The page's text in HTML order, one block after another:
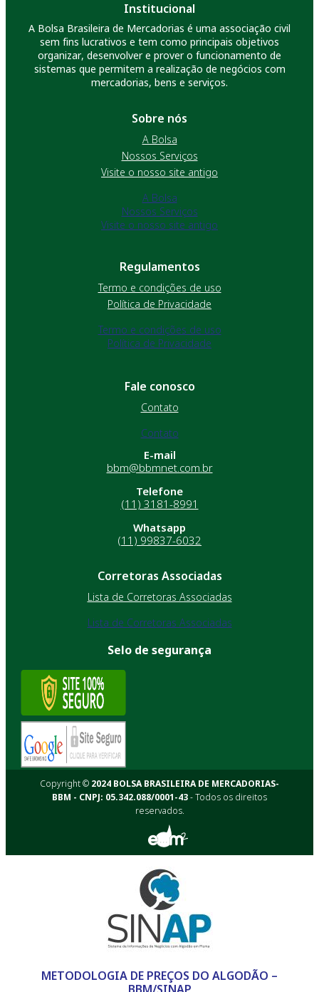
Institucional
A Bolsa Brasileira de Mercadorias é uma associação civil
sem fins lucrativos e tem como principais objetivos
organizar, desenvolver e prover o funcionamento de
sistemas que permitem a realização de negócios com
mercadorias, bens e serviços.
Sobre nós
A Bolsa
Nossos Serviços
Visite o nosso site antigo
A Bolsa
Nossos Serviços
Visite o nosso site antigo
Regulamentos
Termo e condições de uso
Política de Privacidade
Termo e condições de uso
Política de Privacidade
Fale conosco
Contato
Contato
E-mail
bbm@bbmnet.com.br
Telefone
(11) 3181-8991
Whatsapp
(11) 99837-6032
Corretoras Associadas
Lista de Corretoras Associadas
Lista de Corretoras Associadas
Selo de segurança
Copyright © 2024 BOLSA BRASILEIRA DE MERCADORIAS-
BBM - CNPJ: 05.342.088/0001-43- Todos os direitos
reservados.
METODOLOGIA DE PREÇOS DO ALGODÃO –